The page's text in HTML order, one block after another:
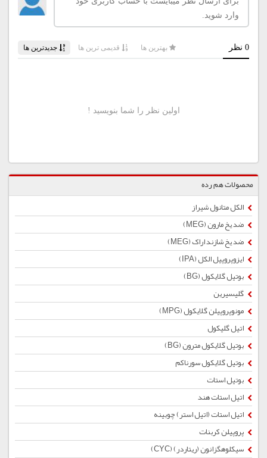
محصولات هم رده
الکل متانول شیراز
ضد یخ مارون (MEG)
ضد یخ شازند اراک (MEG)
ایزوپروپیل الکل (IPA)
بوتیل گلایكول (BG)
گلیسیرین
مونوپروپیلن گلایکول (MPG)
اتیل گلیکول
بوتیل گلایكول مترون (BG)
بوتیل گلایکول سورناکم
بوتیل استات
اتیل استات هند
اتیل استات (اتیل استر) چوبینه
پروپیلن کربنات
سیکلوهگزانون (ریتاردر) (CYC)